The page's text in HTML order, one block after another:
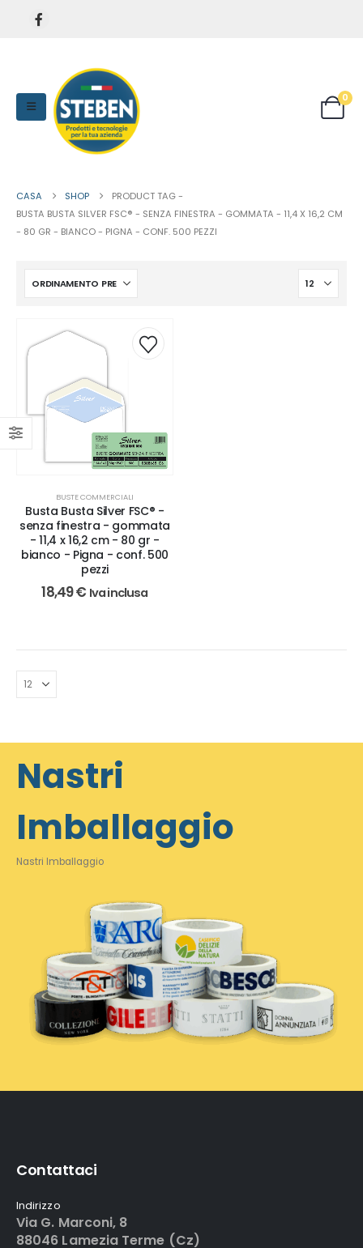
0
CASA SHOP
PRODUCT TAG -
BUSTA BUSTA SILVER FSC® - SENZA FINESTRA - GOMMATA - 11,4 X 16,2 CM
- 80 GR - BIANCO - PIGNA - CONF. 500 PEZZI
BUSTE COMMERCIALI
Busta Busta Silver FSC® -
senza finestra - gommata
- 11,4 x 16,2 cm - 80 gr -
bianco - Pigna - conf. 500
pezzi
18,49€ Iva inclusa
Nastri
Imballaggio
Nastri Imballaggio
Contattaci
Indirizzo
Via G. Marconi, 8
88046 Lamezia Terme (Cz)